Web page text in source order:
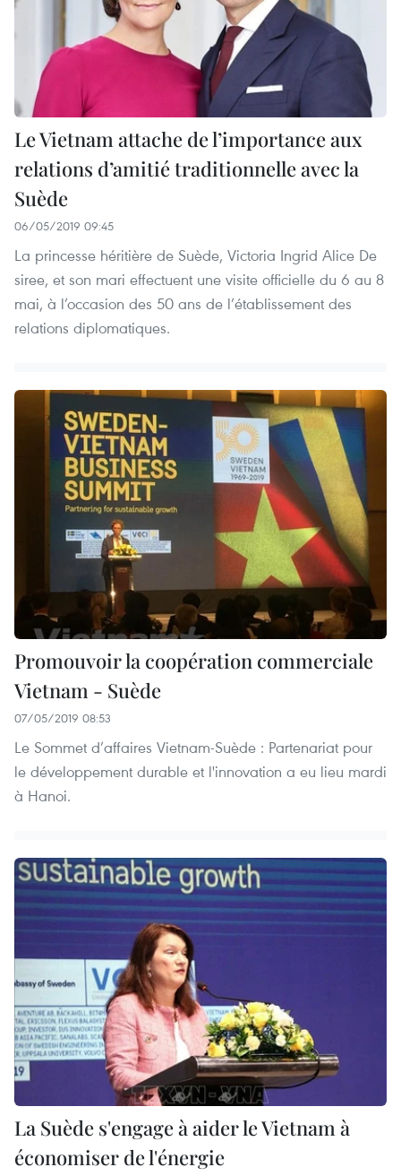
Le Vietnam attache de l’importance aux
relations d’amitié traditionnelle avec la
Suède
06/05/2019 09:45
La princesse héritière de Suède, Victoria Ingrid Alice De
siree, et son mari effectuent une visite officielle du 6 au 8
mai, à l’occasion des 50 ans de l’établissement des
relations diplomatiques.
Promouvoir la coopération commerciale
Vietnam - Suède
07/05/2019 08:53
Le Sommet d’affaires Vietnam-Suède : Partenariat pour
le développement durable et l'innovation a eu lieu mardi
à Hanoi.
La Suède s'engage à aider le Vietnam à
économiser de l'énergie